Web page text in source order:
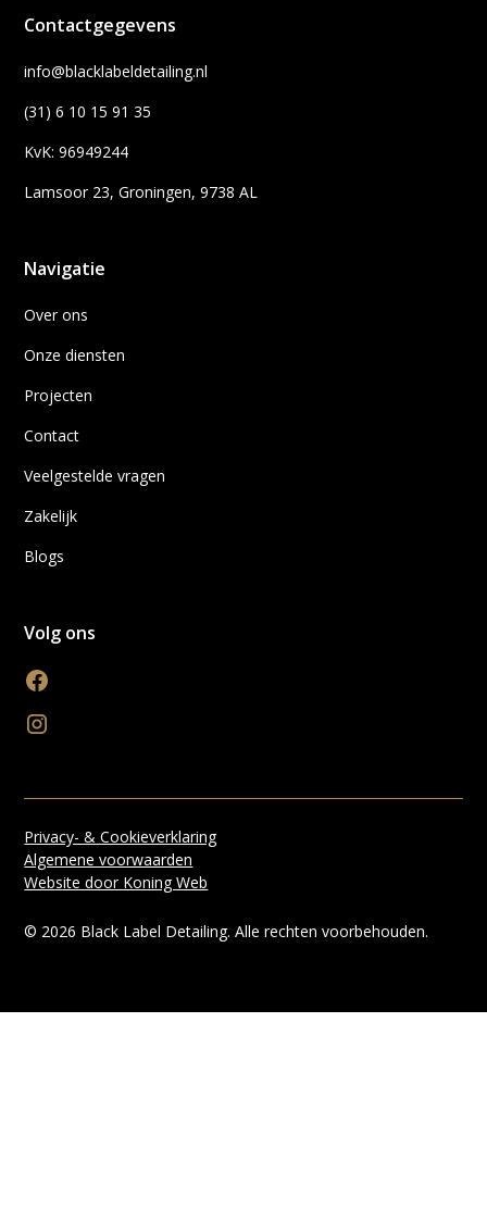
Contactgegevens
info@blacklabeldetailing.nl
(31) 6 10 15 91 35
KvK: 96949244
Lamsoor 23, Groningen, 9738 AL
Navigatie
Over ons
Onze diensten
Projecten
Contact
Veelgestelde vragen
Zakelijk
Blogs
Volg ons
© 2026 Black Label Detailing. Alle rechten voorbehouden.
Privacy- & Cookieverklaring
Algemene voorwaarden
Website door Koning Web